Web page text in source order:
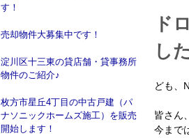
す！
売却物件大募集中です！
淀川区十三東の貸店舗・貸事務所
物件のご紹介♪
枚方市星丘4丁目の中古戸建（パ
ナソニックホームズ施工）を販売
開始します！
ド
し
ども、
皆さん、
今まで